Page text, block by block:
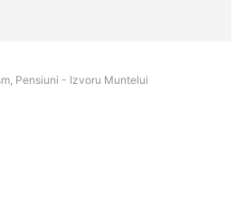
Pensiuni - Izvoru Muntelui